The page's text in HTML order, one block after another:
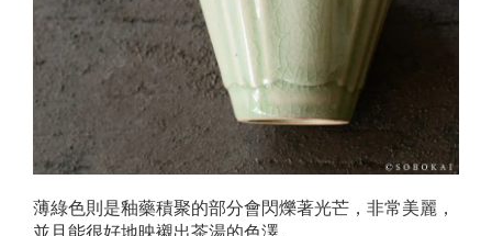
薄綠色則是釉藥積聚的部分會閃爍著光芒，非常美麗，